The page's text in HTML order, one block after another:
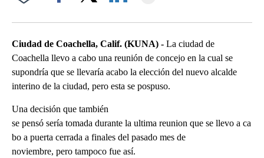
Ciudad de Coachella, Calif. (KUNA) - La ciudad de
Coachella llevo a cabo una reunión de concejo en la cual se
supondría que se llevaría acabo la elección del nuevo alcalde
interino de la ciudad, pero esta se pospuso.
Una decisión que también
se pensó sería tomada durante la ultima reunion que se llevo a ca
bo a puerta cerrada a finales del pasado mes de
noviembre, pero tampoco fue así.